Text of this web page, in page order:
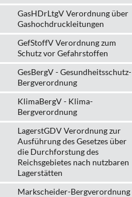
GasHDrLtgV Verordnung über
Gashochdruckleitungen
GefStoffV Verordnung zum
Schutz vor Gefahrstoffen
GesBergV - Gesundheitsschutz-
Bergverordnung
KlimaBergV - Klima-
Bergverordnung
LagerstGDV Verordnung zur
Ausführung des Gesetzes über
die Durchforstung des
Reichsgebietes nach nutzbaren
Lagerstätten
Markscheider-Bergverordnung